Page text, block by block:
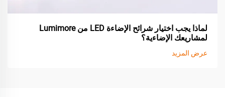
لماذا يجب اختيار شرائح الإضاءة LED من Lumimore
لمشاريعك الإضاءية؟
عرض المزيد